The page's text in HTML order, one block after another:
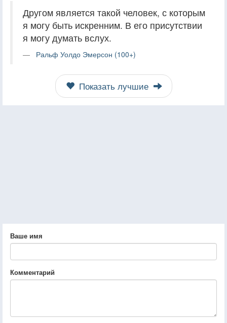
Другом является такой человек, с которым
я могу быть искренним. В его присутствии
я могу думать вслух.
Ральф Уолдо Эмерсон (100+)
Показать лучшие
Ваше имя
Комментарий